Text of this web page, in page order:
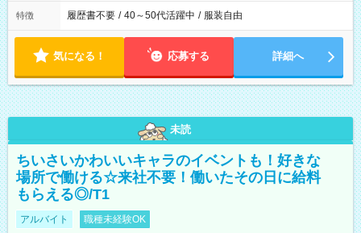
特徴 履歴書不要 / 40～50代活躍中 / 服装自由
気になる！ 応募する 詳細へ
未読
ちいさいかわいいキャラのイベントも！好きな
場所で働ける☆来社不要！働いたその日に給料
もらえる◎/T1
アルバイト 職種未経験OK